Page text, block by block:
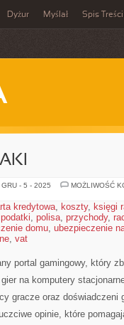
Dyżur Myślał Spis Treści
- 5 - 2025
MOŻLIWOŚĆ
kredytowa, koszty, księgi
podatki, polisa, przychody,
domu, ubezpieczenie
, vat
portal gamingowy, który
na komputery
gracze oraz doświadczeni
opinie, które